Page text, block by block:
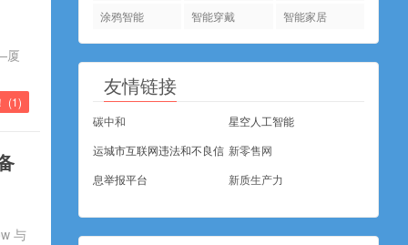
厦
(1)
与
涂鸦智能
智能穿戴 智能家居
友情链接
碳中和
星空人工智能
运城市互联网违法和不良信
息举报平台
新零售网
新质生产力